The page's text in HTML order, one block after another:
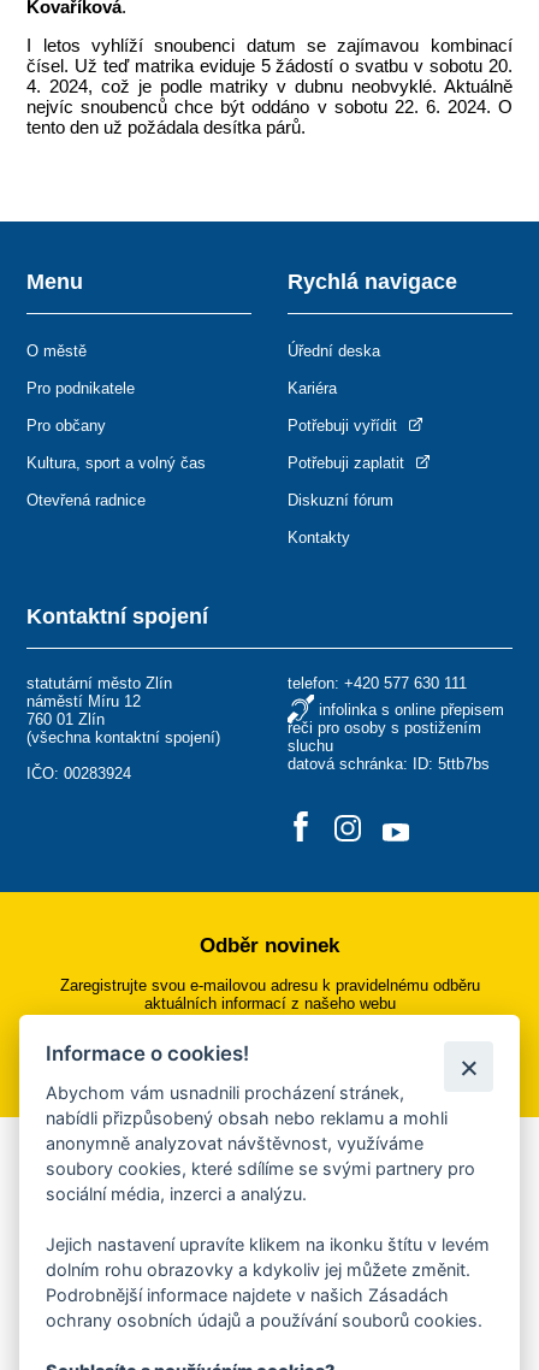
Kovaříková.
I letos vyhlíží snoubenci datum se zajímavou kombinací
čísel. Už teď matrika eviduje 5 žádostí o svatbu v sobotu 20.
4. 2024, což je podle matriky v dubnu neobvyklé. Aktuálně
nejvíc snoubenců chce být oddáno v sobotu 22. 6. 2024. O
tento den už požádala desítka párů.
Kontaktní spojení
statutární město Zlín
náměstí Míru 12
760 01 Zlín
(všechna kontaktní spojení)
IČO: 00283924
telefon: +420 577 630 111
infolinka s online přepisem
řeči pro osoby s postižením
sluchu
datová schránka: ID: 5ttb7bs
Menu
O městě
Pro podnikatele
Pro občany
Kultura, sport a volný čas
Otevřená radnice
Rychlá navigace
Úřední deska
Kariéra
Potřebuji vyřídit
Potřebuji zaplatit
Diskuzní fórum
Kontakty
Odběr novinek
Zaregistrujte svou e-mailovou adresu k pravidelnému odběru
aktuálních informací z našeho webu
Přihlásit se k odběru
Aplikace Mobilní rozhlas
Chcete dostávat do svého mobilu či mailu upozornění na
ankety, pozvánky na kulturní a sportovní akce?
Více informací o aplikaci
Informace o cookies!
Abychom vám usnadnili procházení stránek,
nabídli přizpůsobený obsah nebo reklamu a mohli
anonymně analyzovat návštěvnost, využíváme
soubory cookies, které sdílíme se svými partnery pro
sociální média, inzerci a analýzu.
Jejich nastavení upravíte klikem na ikonku štítu v levém
dolním rohu obrazovky a kdykoliv jej můžete změnit.
Podrobnější informace najdete v našich Zásadách
ochrany osobních údajů a používání souborů cookies.